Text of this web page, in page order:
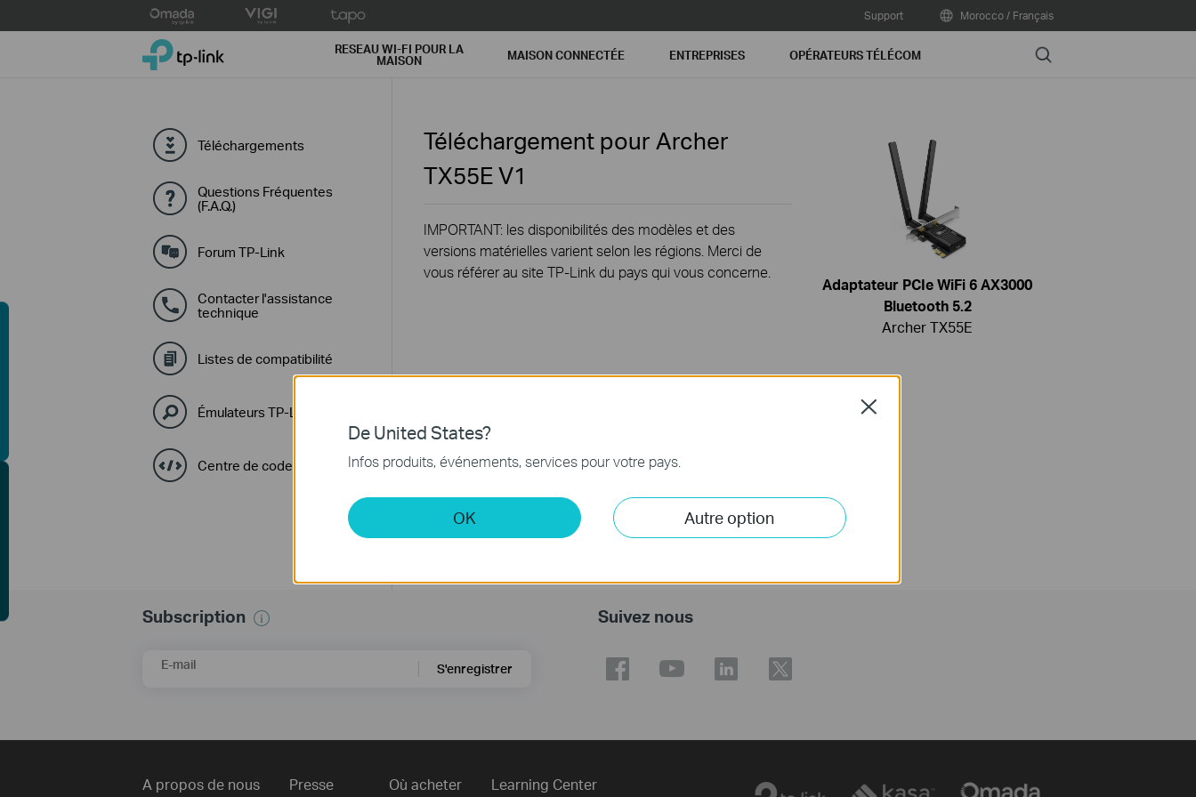
to
Support Morocco / Français
TP-Link, Reliably Smart RESEAU WI-FI POUR LA
MAISON MAISON CONNECTÉE ENTREPRISES OPÉRATEURS TÉLÉCOM Search
Téléchargements
Questions Fréquentes
(F.A.Q.)
Forum TP-Link
Contacter l'assistance
technique
Listes de compatibilité
Émulateurs TP-Link
Centre de code GPL
Téléchargement pour Archer
TX55E V1
IMPORTANT: les disponibilités des modèles et des
versions matérielles varient selon les régions. Merci de
vous référer au site TP-Link du pays qui vous concerne.
Adaptateur PCIe WiFi 6 AX3000
Bluetooth 5.2
Archer TX55E
Subscription
E-mail S'enregistrer
Suivez nous
A propos de nous Presse Où acheter Learning Center
De United States?
Infos produits, événements, services pour votre pays.
OK Autre option
Close